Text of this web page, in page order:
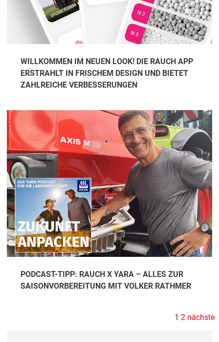
WILLKOMMEN IM NEUEN LOOK! DIE RAUCH APP
ERSTRAHLT IN FRISCHEM DESIGN UND BIETET
ZAHLREICHE VERBESSERUNGEN
PODCAST-TIPP: RAUCH X YARA – ALLES ZUR
SAISONVORBEREITUNG MIT VOLKER RATHMER
1 2 nächste